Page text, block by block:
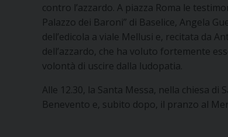
contro l’azzardo. A piazza Roma le
Palazzo dei Baroni” di Baselice, Angela
dell’edicola a viale Mellusi e, recitata da
dell’azzardo, che ha voluto fortemente
volontà di uscire dalla ludopatia.
Alle 12.30, la Santa Messa, nella chiesa di
Benevento e, subito dopo, il pranzo al